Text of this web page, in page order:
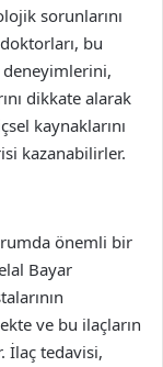
sorunlarını
bu
deneyimlerini,
dikkate alarak
kaynaklarını
kazanabilirler.
önemli bir
Bayar
ve bu ilaçların
İlaç tedavisi,